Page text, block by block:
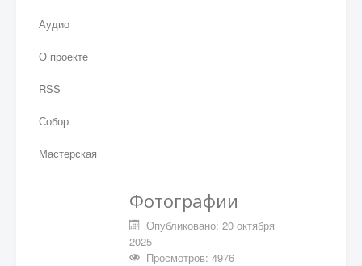
Аудио
О проекте
RSS
Собор
Мастерская
Фотографии
Опубликовано: 20 октября
2025
Просмотров: 4976